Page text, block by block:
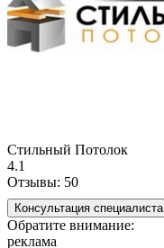
Стильный Потолок
4.1
Отзывы: 50
Консультация специалиста
Обратите внимание:
реклама